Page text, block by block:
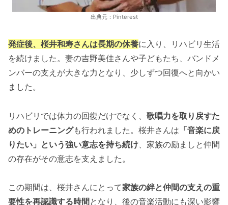
出典元：Pinterest
発症後、桜井和寿さんは長期の休養に入り、リハビリ生活
を続けました。妻の吉野美佳さんや子どもたち、バンドメ
ンバーの支えが大きな力となり、少しずつ回復へと向かい
ました。
リハビリでは体力の回復だけでなく、 歌唱力を取り戻すた
めのトレーニングも行われました。桜井さんは 「音楽に戻
りたい」という強い意志を持ち続け 、家族の励ましと仲間
の存在がその意志を支えました。
この期間は、桜井さんにとって家族の絆と仲間の支えの重
要性を再認識する時間 となり、後の音楽活動にも深い影響